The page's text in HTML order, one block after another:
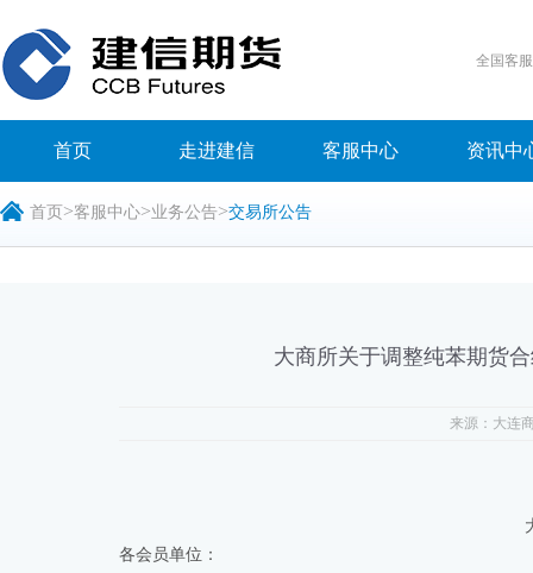
全国客
首页 走进建信 客服中心 资讯中
首页 >客服中心>业务公告>交易所公告
大商所关于调整纯苯期货
来源：大连
各会员单位：